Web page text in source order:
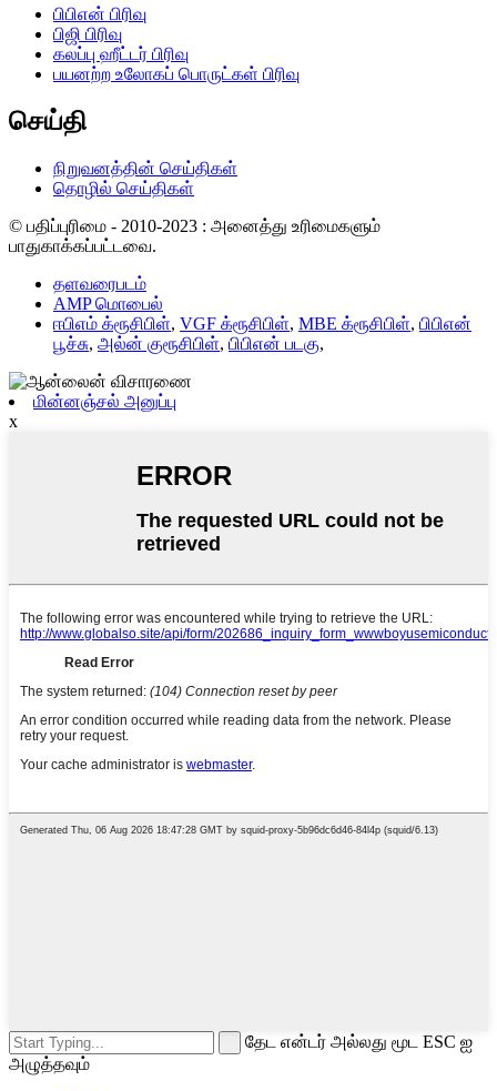
பிபிஎன் பிரிவு
பிஜி பிரிவு
கலப்பு ஹீட்டர் பிரிவு
பயனற்ற உலோகப் பொருட்கள் பிரிவு
செய்தி
நிறுவனத்தின் செய்திகள்
தொழில் செய்திகள்
© பதிப்புரிமை - 2010-2023 : அனைத்து உரிமைகளும்
பாதுகாக்கப்பட்டவை.
தளவரைபடம்
AMP மொபைல்
ஈபிஎம் க்ரூசிபிள், VGF க்ரூசிபிள், MBE க்ரூசிபிள், பிபிஎன்
பூச்சு, அல்ன் குரூசிபிள், பிபிஎன் படகு,
மின்னஞ்சல் அனுப்பு
x
தேட என்டர் அல்லது மூட ESC ஐ
அழுத்தவும்